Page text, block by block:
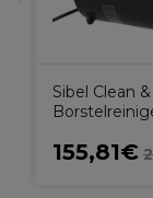
Sibel Clean
155,81€